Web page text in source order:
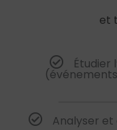
et
Étudier
Analyser